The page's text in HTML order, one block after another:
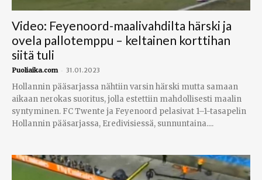
Video: Feyenoord-maalivahdilta härski ja
ovela pallotemppu – keltainen korttihan
siitä tuli
Puoliaika.com - 31.01.2023
Hollannin pääsarjassa nähtiin varsin härski mutta samaan
aikaan nerokas suoritus, jolla estettiin mahdollisesti maalin
syntyminen. FC Twente ja Feyenoord pelasivat 1–1-tasapelin
Hollannin pääsarjassa, Eredivisiessä, sunnuntaina....